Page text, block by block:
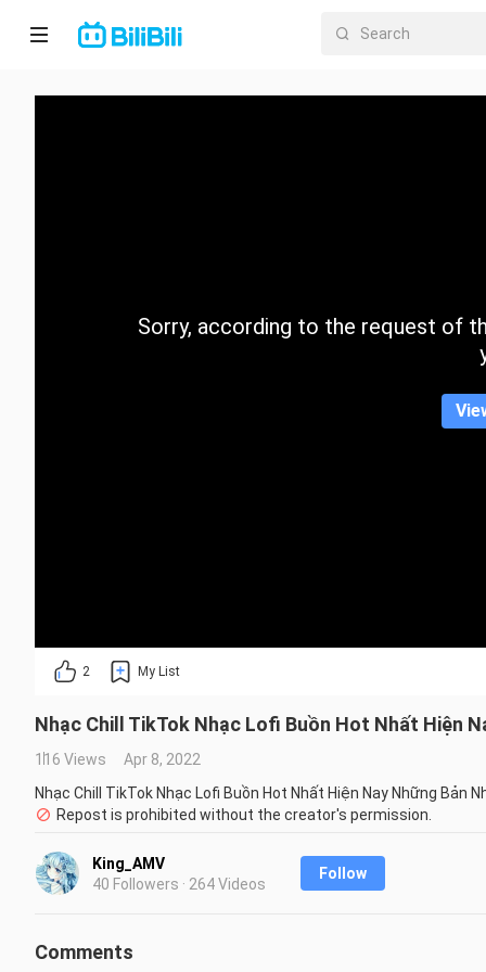
Home
CategorySorry, according to the request of
2 My List
Nhạc Chill TikTok Nhạc Lofi Buồn Hot Nhất Hiện
116 Views
Apr 8, 2022
Nhạc Chill TikTok Nhạc Lofi Buồn Hot Nhất Hiện Nay Những Bản
Repost is prohibited without the creator's permission.
King_AMV
40 Followers · 264 Videos
Follow
Comments